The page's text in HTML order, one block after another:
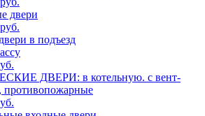
двери
в подъезд
ДВЕРИ: в котельную. с вент-
противопожарные